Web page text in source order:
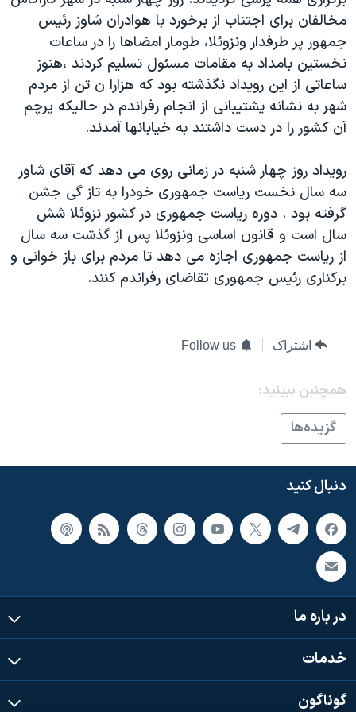
فرهنگ و زندگی
حقوق شهروندی
اقتصادی
علم و فناوری
اسرائیل در جنگ
آرشیو پخش زنده
مستندها
انتخابات ریاست جمهوری آمریکا ۲۰۲۴
حمله جمهوری اسلامی به اسرائیل
رمز مهسا
ورزش زنان در ایران
مجموعه مستندهای دادخواهی
تریبونال مردمی آبان ۹۸
دادگاه حمید نوری
چهل سال گروگان‌گیری
نرگس محمدی برنده جایزه نوبل صلح
همایش محافظه‌کاران آمریکا «سی‌پک»
صفحه‌های ویژه
دنبال کنید
زبانهای مختلف
مخالفان برای اجتناب از برخورد با هوادران شاوز رئيس
جمهور پر طرفدار ونزوئلا، طومار امضاها را در ساعات
نخستين بامداد به مقامات مسئول تسليم کردند ،هنوز
ساعاتی از اين رويداد نگذشته بود که هزارا ن تن از مردم
شهر به نشانه پشتيبانی از انجام رفراندم در حاليکه پرچم
آن کشور را در دست داشتند به خيابانها آمدند.
رويداد روز چهار شنبه در زمانی روی می دهد که آقای شاوز
سه سال نخست رياست جمهوری خودرا به تاز گی جشن
گرفته بود . دوره رياست جمهوری در کشور نزوئلا شش
سال است و قانون اساسی ونزوئلا پس از گذشت سه سال
از رياست جمهوری اجازه می دهد تا مردم برای باز خوانی و
برکناری رئيس جمهوری تقاضای رفراندم کنند.
اشتراک Follow us
همچنبن ببینید:
گزيده‌ها
دنبال کنید
در باره ما
خدمات
گوناگون